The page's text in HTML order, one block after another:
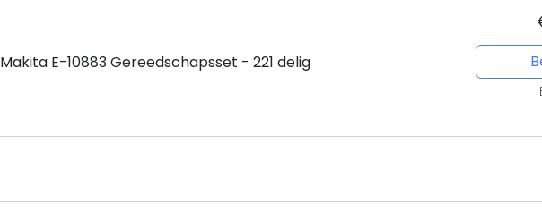
Makita E-10883 Gereedschapsset - 221 delig